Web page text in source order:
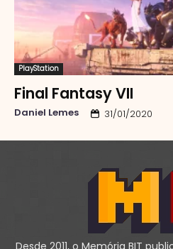
PlayStation
Final Fantasy VII
Daniel Lemes 31/01/2020